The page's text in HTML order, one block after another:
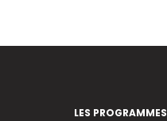
LES PROGRAMMES